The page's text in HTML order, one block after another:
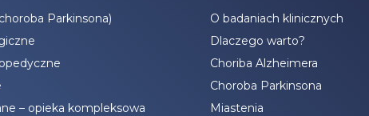
Parkinsona)
– opieka kompleksowa
O badaniach klinicznych
Dlaczego warto?
Choriba Alzheimera
Choroba Parkinsona
Miastenia